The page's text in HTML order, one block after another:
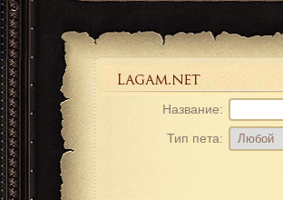
Название:
Тип пета: